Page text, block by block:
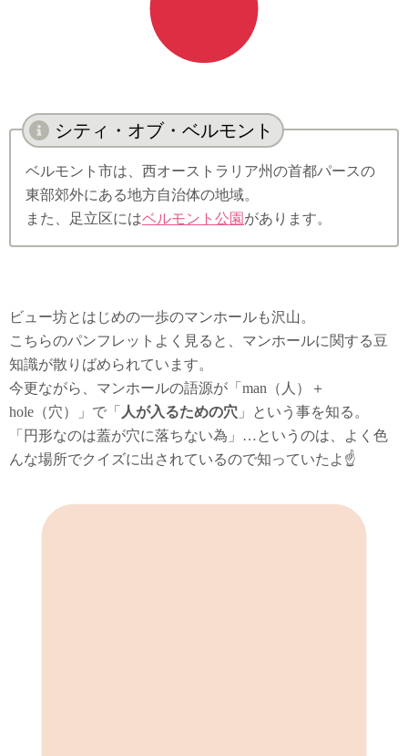
シティ・オブ・ベルモント
ベルモント市は、西オーストラリア州の首都パースの
東部郊外にある地方自治体の地域。
また、足立区にはベルモント公園 があります。
ビュー坊とはじめの一歩のマンホールも沢山。
こちらのパンフレットよく見ると、マンホールに関する豆
知識が散りばめられています。
今更ながら、マンホールの語源が「man（人）＋
hole（穴）」で「 人が入るための穴 」という事を知る。
「円形なのは蓋が穴に落ちない為」…というのは、よく色
んな場所でクイズに出されているので知っていたよ☝